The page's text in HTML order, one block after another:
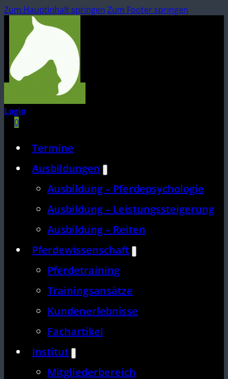
Zum Hauptinhalt springen Zum Footer springen
Login
0
Termine
Ausbildungen
Ausbildung – Pferdepsychologie
Ausbildung – Leistungssteigerung
Ausbildung – Reiten
Pferdewissenschaft
Pferdetraining
Trainingsansätze
Kundenerlebnisse
Fachartikel
Institut
Mitgliederbereich